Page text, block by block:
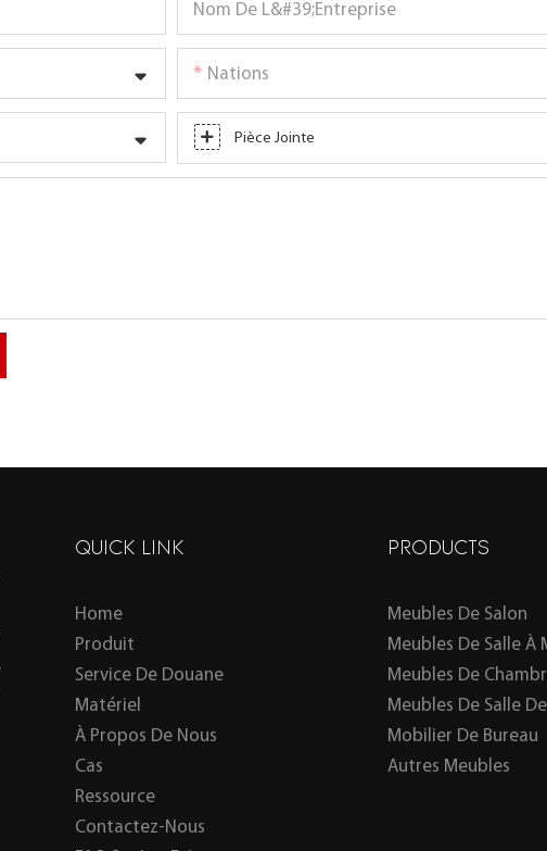
Nom De L&#39;entreprise
Nations
Pièce Jointe
QUICK LINK
Home
Produit
Service De Douane
Matériel
À Propos De Nous
Cas
Ressource
Contactez-Nous
PRODUCTS
Meubles De Salon
Meubles De Salle À
Meubles De
Meubles De Salle
Mobilier De Bureau
Autres Meubles